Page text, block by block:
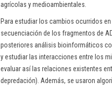
agrícolas y medioambientales.
Para estudiar los cambios ocurridos
secuenciación de los fragmentos de
posteriores análisis bioinformáticos
y estudiar las interacciones entre los
evaluar así las relaciones existentes
depredación). Además, se usaron